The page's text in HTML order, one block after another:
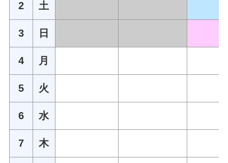
2 土
3 日
4 月
5 火
6 水
7 木